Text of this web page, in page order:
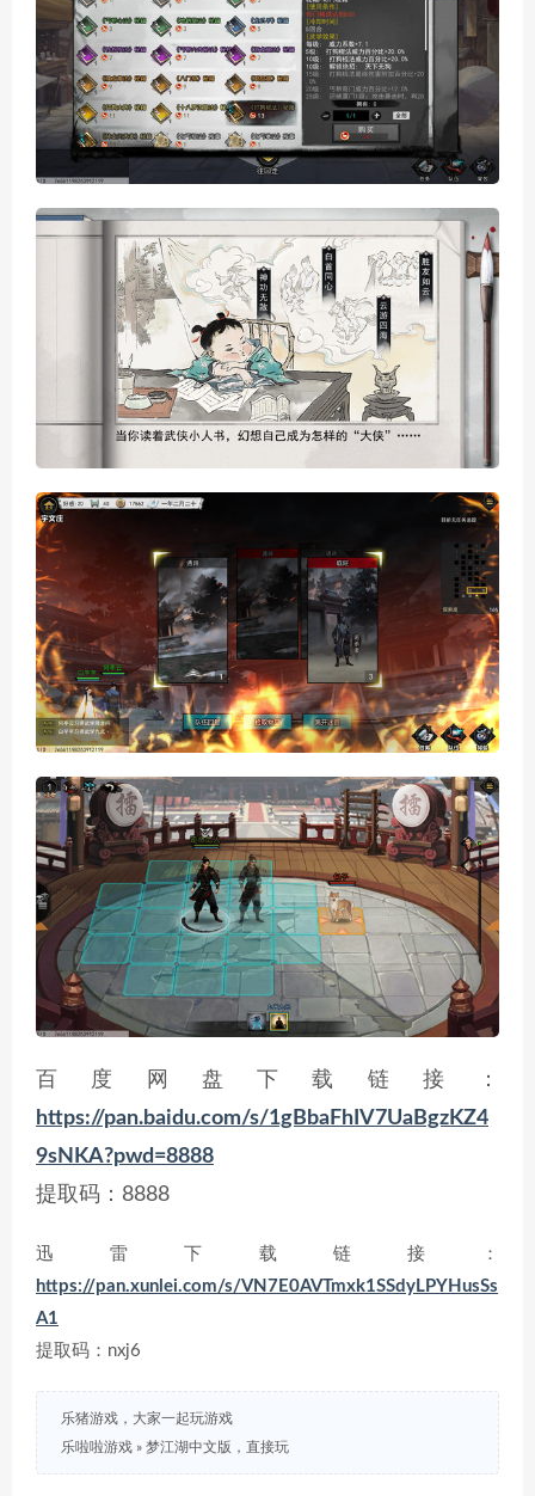
百度网盘下载链接：
https://pan.baidu.com/s/1gBbaFhIV7UaBgzKZ4
9sNKA?pwd=8888
提取码：8888
迅雷下载链接：
https://pan.xunlei.com/s/VN7E0AVTmxk1SSdyLPYHusSs
A1
提取码：nxj6
乐猪游戏，大家一起玩游戏
乐啦啦游戏 » 梦江湖中文版，直接玩